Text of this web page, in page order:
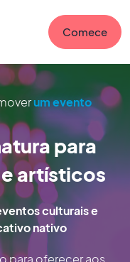
Comece
um evento
para
artísticos
culturais e
nativo
para oferecer aos